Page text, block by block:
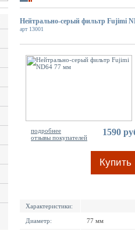
Hейтрально-серый фильтр Fujimi
арт 13001
подробнее
отзывы покупателей
1590
Купить
Характеристики:
Диаметр: 77 мм